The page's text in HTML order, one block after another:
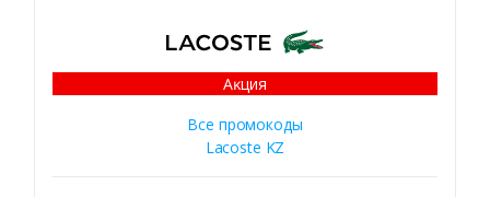
Аĸция
Все промокоды
Lacoste KZ